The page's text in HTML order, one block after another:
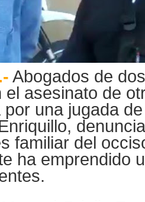
Abogados de
el asesinato de
por una jugada
familiar del
ha emprendido